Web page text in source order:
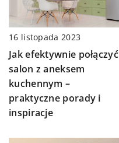
16 listopada 2023
Jak efektywnie połączyć
salon z aneksem
kuchennym –
praktyczne porady i
inspiracje